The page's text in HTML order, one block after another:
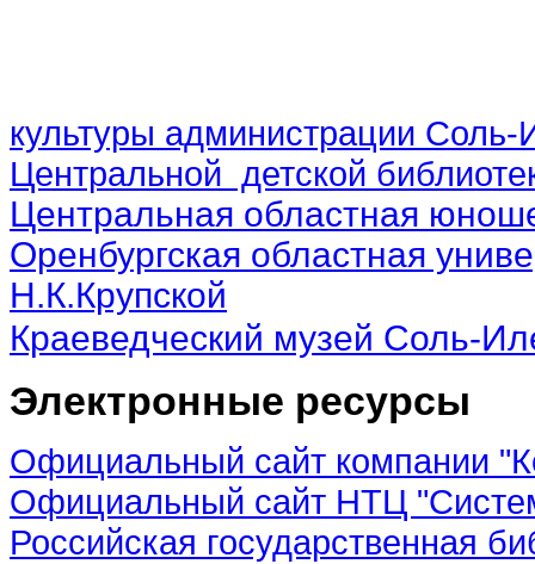
культуры администрации Соль-
Центральной детской
Центральная областная
Оренбургская областная
Н.К.Крупской
Краеведческий музей Соль-
Электронные ресурсы
Официальный сайт компании
Официальный сайт НТЦ
Российская государственная